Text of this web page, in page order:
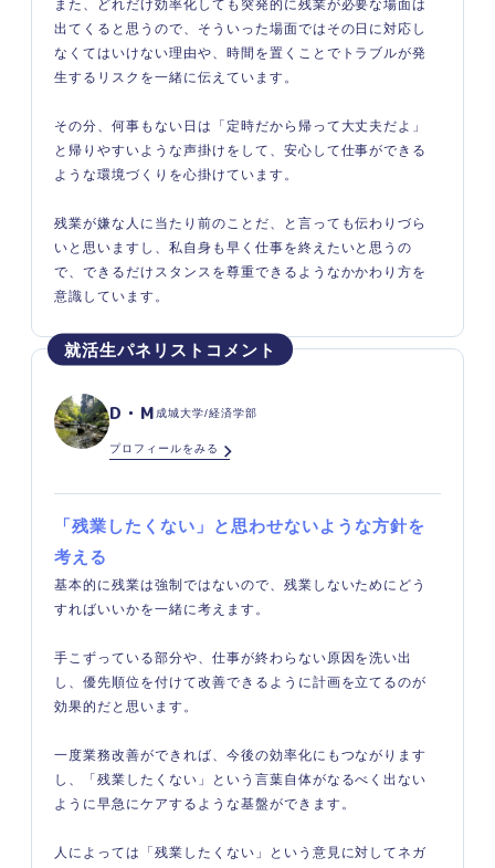
また、どれだけ効率化しても突発的に残業が必要な場面は
出てくると思うので、そういった場面ではその日に対応し
なくてはいけない理由や、時間を置くことでトラブルが発
生するリスクを一緒に伝えています。
その分、何事もない日は「定時だから帰って大丈夫だよ」
と帰りやすいような声掛けをして、安心して仕事ができる
ような環境づくりを心掛けています。
残業が嫌な人に当たり前のことだ、と言っても伝わりづら
いと思いますし、私自身も早く仕事を終えたいと思うの
で、できるだけスタンスを尊重できるようなかかわり方を
意識しています。
D・M 成城大学/経済学部
プロフィールをみる
「残業したくない」と思わせないような方針を
考える
基本的に残業は強制ではないので、残業しないためにどう
すればいいかを一緒に考えます。
手こずっている部分や、仕事が終わらない原因を洗い出
し、優先順位を付けて改善できるように計画を立てるのが
効果的だと思います。
一度業務改善ができれば、今後の効率化にもつながります
し、「残業したくない」という言葉自体がなるべく出ない
ように早急にケアするような基盤ができます。
人によっては「残業したくない」という意見に対してネガ